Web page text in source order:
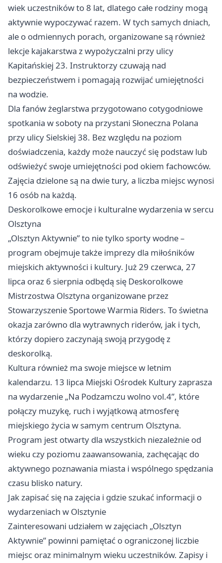
wiek uczestników to 8 lat, dlatego całe rodziny mogą
aktywnie wypoczywać razem. W tych samych dniach,
ale o odmiennych porach, organizowane są również
lekcje kajakarstwa z wypożyczalni przy ulicy
Kapitańskiej 23. Instruktorzy czuwają nad
bezpieczeństwem i pomagają rozwijać umiejętności
na wodzie.
Dla fanów żeglarstwa przygotowano cotygodniowe
spotkania w soboty na przystani Słoneczna Polana
przy ulicy Sielskiej 38. Bez względu na poziom
doświadczenia, każdy może nauczyć się podstaw lub
odświeżyć swoje umiejętności pod okiem fachowców.
Zajęcia dzielone są na dwie tury, a liczba miejsc wynosi
16 osób na każdą.
Deskorolkowe emocje i kulturalne wydarzenia w sercu
Olsztyna
„Olsztyn Aktywnie” to nie tylko sporty wodne –
program obejmuje także imprezy dla miłośników
miejskich aktywności i kultury. Już 29 czerwca, 27
lipca oraz 6 sierpnia odbędą się Deskorolkowe
Mistrzostwa Olsztyna organizowane przez
Stowarzyszenie Sportowe Warmia Riders. To świetna
okazja zarówno dla wytrawnych riderów, jak i tych,
którzy dopiero zaczynają swoją przygodę z
deskorolką.
Kultura również ma swoje miejsce w letnim
kalendarzu. 13 lipca Miejski Ośrodek Kultury zaprasza
na wydarzenie „Na Podzamczu wolno vol.4”, które
połączy muzykę, ruch i wyjątkową atmosferę
miejskiego życia w samym centrum Olsztyna.
Program jest otwarty dla wszystkich niezależnie od
wieku czy poziomu zaawansowania, zachęcając do
aktywnego poznawania miasta i wspólnego spędzania
czasu blisko natury.
Jak zapisać się na zajęcia i gdzie szukać informacji o
wydarzeniach w Olsztynie
Zainteresowani udziałem w zajęciach „Olsztyn
Aktywnie” powinni pamiętać o ograniczonej liczbie
miejsc oraz minimalnym wieku uczestników. Zapisy i